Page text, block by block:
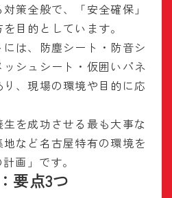
策全般で、「安全確保」
目的としています。
は、防塵シート・防音シ
シュシート・仮囲いパネ
、現場の環境や目的に応
生を成功させる最も大事な
など名古屋特有の環境を
画」です。
要点3つ